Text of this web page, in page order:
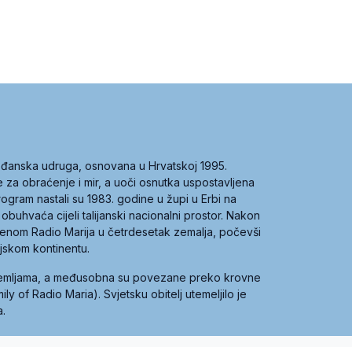
udruga, osnovana u Hrvatskoj 1995.
obraćenje i mir, a uoči osnutka uspostavljena
nastali su 1983. godine u župi u Erbi na
cijeli talijanski nacionalni prostor. Nakon
Radio Marija u četrdesetak zemalja, počevši
kontinentu.
a međusobna su povezane preko krovne
of Radio Maria). Svjetsku obitelj utemeljilo je